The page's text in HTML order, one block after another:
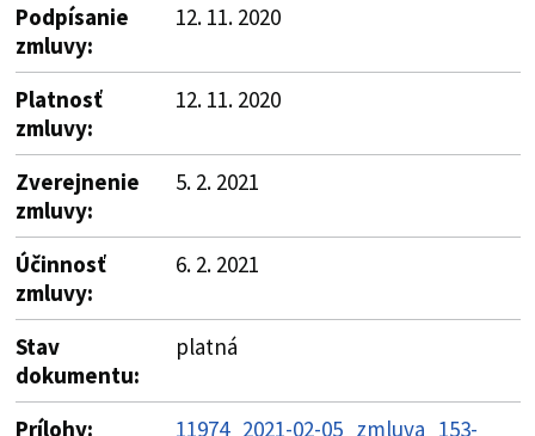
Podpísanie
zmluvy:
12. 11. 2020
Platnosť
zmluvy:
12. 11. 2020
Zverejnenie
zmluvy:
5. 2. 2021
Účinnosť
zmluvy:
6. 2. 2021
Stav
dokumentu:
platná
Prílohy:
11974_2021-02-05_zmluva_153-